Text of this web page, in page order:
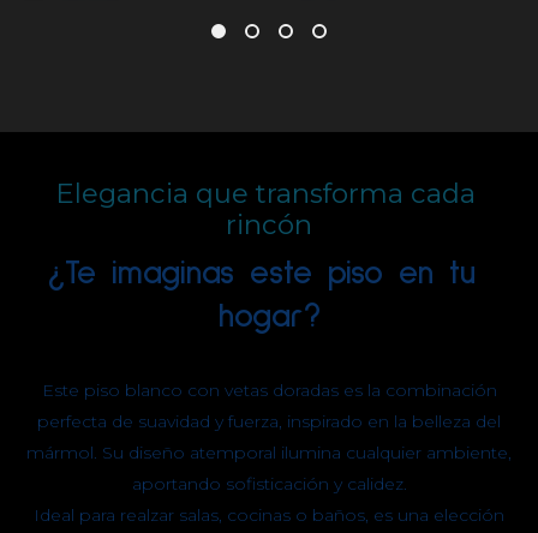
Elegancia que transforma cada
rincón
¿Te imaginas este piso en tu
hogar?
Este piso blanco con vetas doradas es la combinación
perfecta de suavidad y fuerza, inspirado en la belleza del
mármol. Su diseño atemporal ilumina cualquier ambiente,
aportando sofisticación y calidez.
Ideal para realzar salas, cocinas o baños, es una elección